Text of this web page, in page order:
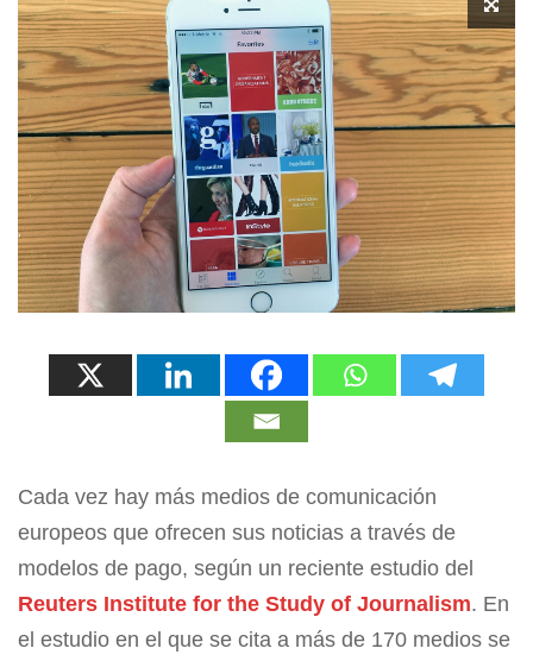
Cada vez hay más medios de comunicación
europeos que ofrecen sus noticias a través de
modelos de pago, según un reciente estudio del
Reuters Institute for the Study of Journalism. En
el estudio en el que se cita a más de 170 medios se